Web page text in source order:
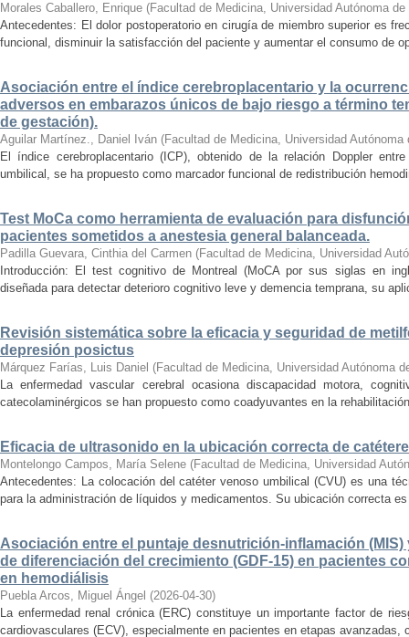
Morales Caballero, Enrique (Facultad de Medicina, Universidad Autónoma
Antecedentes: El dolor postoperatorio en cirugía de miembro superior es
funcional, disminuir la satisfacción del paciente y aumentar el consumo de
Asociación entre el índice cerebroplacentario y la
adversos en embarazos únicos de bajo riesgo a término
de gestación).
Aguilar Martínez., Daniel Iván (Facultad de Medicina, Universidad
El índice cerebroplacentario (ICP), obtenido de la relación Doppler
umbilical, se ha propuesto como marcador funcional de redistribución
Test MoCa como herramienta de evaluación para
pacientes sometidos a anestesia general balanceada.
Padilla Guevara, Cinthia del Carmen (Facultad de Medicina, Universidad
Introducción: El test cognitivo de Montreal (MoCA por sus siglas en
diseñada para detectar deterioro cognitivo leve y demencia temprana, su
Revisión sistemática sobre la eficacia y seguridad de
depresión posictus
Márquez Farías, Luis Daniel (Facultad de Medicina, Universidad Autónoma
La enfermedad vascular cerebral ocasiona discapacidad motora,
catecolaminérgicos se han propuesto como coadyuvantes en la
Eficacia de ultrasonido en la ubicación correcta de
Montelongo Campos, María Selene (Facultad de Medicina, Universidad
Antecedentes: La colocación del catéter venoso umbilical (CVU) es una
para la administración de líquidos y medicamentos. Su ubicación correcta
Asociación entre el puntaje desnutrición-inflamación
de diferenciación del crecimiento (GDF-15) en pacientes
en hemodiálisis
Puebla Arcos, Miguel Ángel (2026-04-30)
La enfermedad renal crónica (ERC) constituye un importante factor de
cardiovasculares (ECV), especialmente en pacientes en etapas avanzadas,